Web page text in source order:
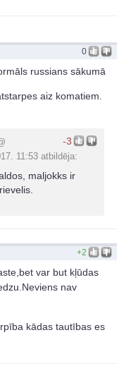
0
russians sākumā
aiz komatiem.
-3
11:53 atbildēja:
maljokks ir
+2
var but kļūdas
nav
kādas tautības es